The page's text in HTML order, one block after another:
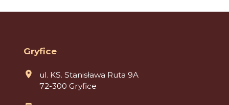
Gryfice
ul. KS. Stanisława Ruta 9A
72-300 Gryfice